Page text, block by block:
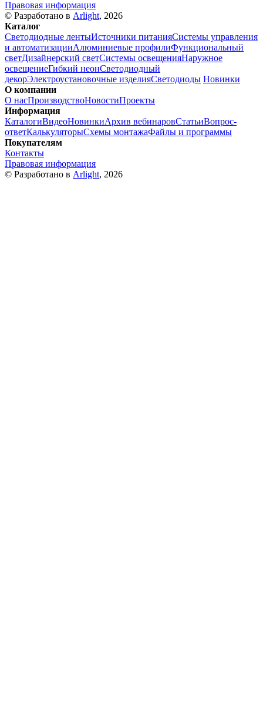
Правовая информация
© Разработано в Arlight, 2026
Каталог
Светодиодные лентыИсточники питанияСистемы управления
и автоматизацииАлюминиевые профилиФункциональный
светДизайнерский светСистемы освещенияНаружное
освещениеГибкий неонСветодиодный
декорЭлектроустановочные изделияСветодиоды Новинки
О компании
О насПроизводствоНовостиПроекты
Информация
КаталогиВидеоНовинкиАрхив вебинаровСтатьиВопрос-
ответКалькуляторыСхемы монтажаФайлы и программы
Покупателям
Контакты
Правовая информация
© Разработано в Arlight, 2026